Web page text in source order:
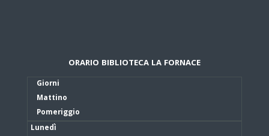
ORARIO BIBLIOTECA LA FORNACE
Giorni
Mattino
Pomeriggio
Lunedì